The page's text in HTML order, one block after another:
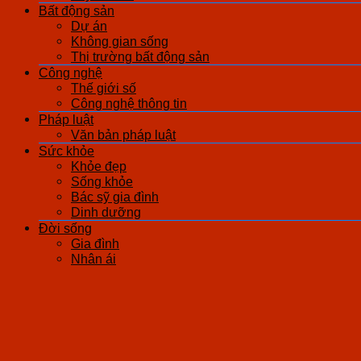
Bất động sản
Dự án
Không gian sống
Thị trường bất động sản
Công nghệ
Thế giới số
Công nghệ thông tin
Pháp luật
Văn bản pháp luật
Sức khỏe
Khỏe đẹp
Sống khỏe
Bác sỹ gia đình
Dinh dưỡng
Đời sống
Gia đình
Nhân ái